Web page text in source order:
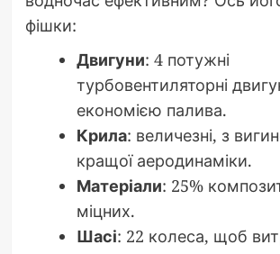
фішки:
Двигуни: 4 потужні
турбовентиляторні
економією палива.
Крила: величезні, з
кращої аеродинаміки.
Матеріали: 25%
міцних.
Шасі: 22 колеса, щоб